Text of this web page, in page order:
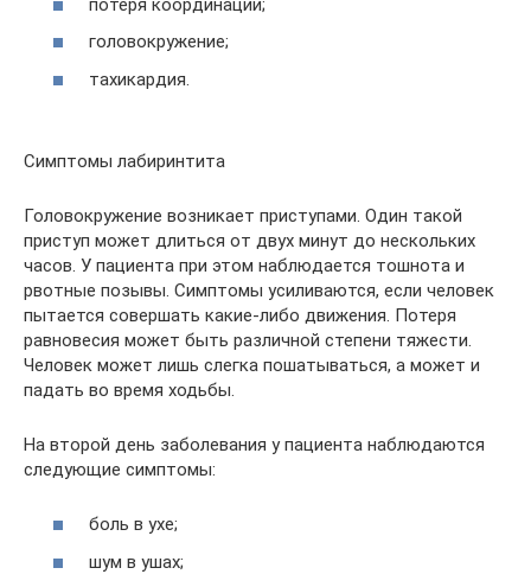
головокружение;
тахикардия.
Симптомы лабиринтита
Головокружение возникает приступами. Один такой
приступ может длиться от двух минут до нескольких
часов. У пациента при этом наблюдается тошнота и
рвотные позывы. Симптомы усиливаются, если человек
пытается совершать какие-либо движения. Потеря
равновесия может быть различной степени тяжести.
Человек может лишь слегка пошатываться, а может и
падать во время ходьбы.
На второй день заболевания у пациента наблюдаются
следующие симптомы:
боль в ухе;
шум в ушах;